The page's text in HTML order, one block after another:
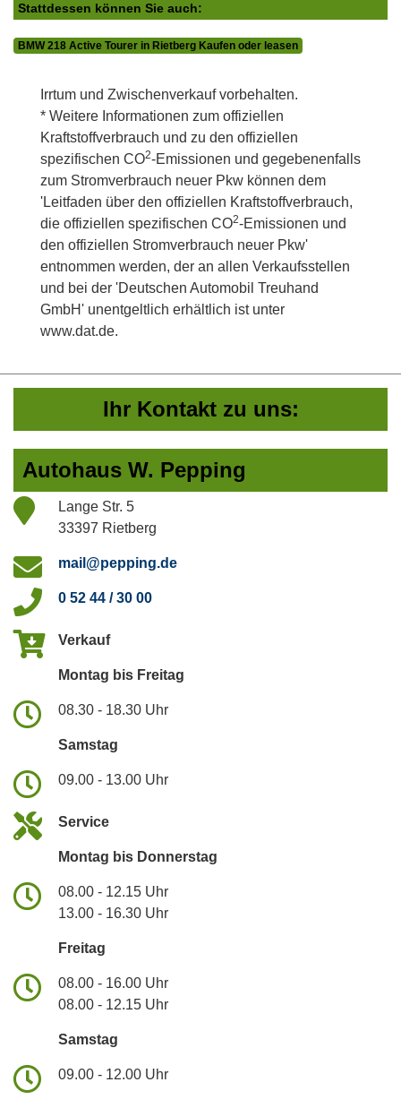
Stattdessen können Sie auch:
BMW 218 Active Tourer in Rietberg Kaufen oder leasen
Irrtum und Zwischenverkauf vorbehalten.
* Weitere Informationen zum offiziellen
Kraftstoffverbrauch und zu den offiziellen
spezifischen CO2-Emissionen und gegebenenfalls
zum Stromverbrauch neuer Pkw können dem
'Leitfaden über den offiziellen Kraftstoffverbrauch,
die offiziellen spezifischen CO2-Emissionen und
den offiziellen Stromverbrauch neuer Pkw'
entnommen werden, der an allen Verkaufsstellen
und bei der 'Deutschen Automobil Treuhand
GmbH' unentgeltlich erhältlich ist unter
www.dat.de.
Ihr Kontakt zu uns:
Autohaus W. Pepping
Lange Str. 5
33397 Rietberg
mail@pepping.de
0 52 44 / 30 00
Verkauf
Montag bis Freitag
08.30 - 18.30 Uhr
Samstag
09.00 - 13.00 Uhr
Service
Montag bis Donnerstag
08.00 - 12.15 Uhr
13.00 - 16.30 Uhr
Freitag
08.00 - 16.00 Uhr
08.00 - 12.15 Uhr
Samstag
09.00 - 12.00 Uhr